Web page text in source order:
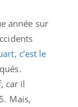
année sur
c’est le
car il
Mais,